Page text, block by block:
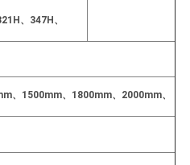
、347H、
、1500mm、1800mm、2000mm、